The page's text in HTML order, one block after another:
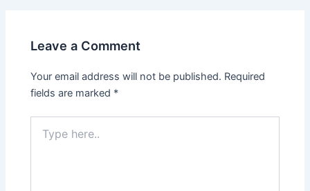
Leave a Comment
Your email address will not be published. Required
fields are marked *
here..